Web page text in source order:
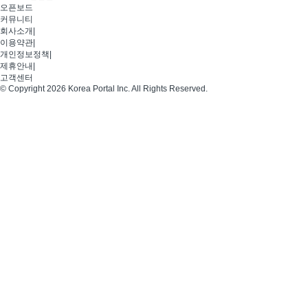
오픈보드
커뮤니티
회사소개
이용약관
개인정보정책
제휴안내
고객센터
© Copyright 2026 Korea Portal Inc. All Rights Reserved.